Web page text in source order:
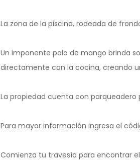
La zona de la piscina, rodeada de
Un imponente palo de mango brinda
directamente con la cocina, creando
La propiedad cuenta con
Para mayor información ingresa el
Comienza tu travesía para encontrar